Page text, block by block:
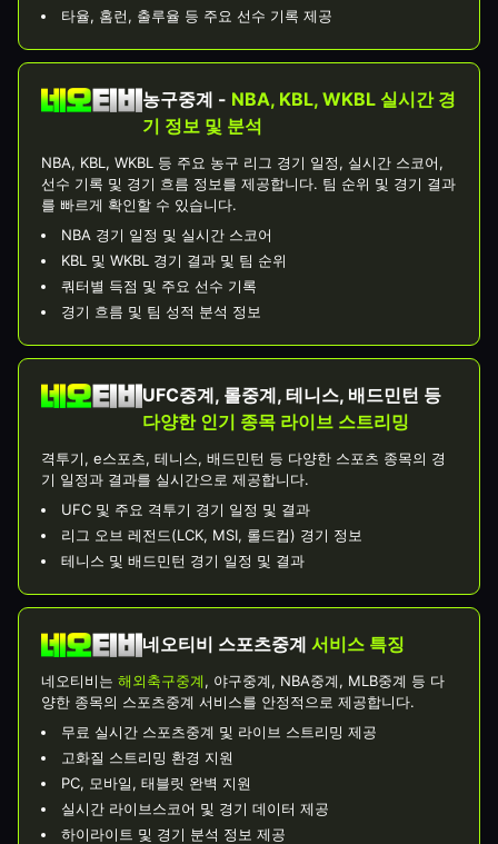
타율, 홈런, 출루율 등 주요 선수 기록 제공
농구중계 - NBA, KBL, WKBL 실시간 경
기 정보 및 분석
NBA, KBL, WKBL 등 주요 농구 리그 경기 일정, 실시간 스코어,
선수 기록 및 경기 흐름 정보를 제공합니다. 팀 순위 및 경기 결과
를 빠르게 확인할 수 있습니다.
NBA 경기 일정 및 실시간 스코어
KBL 및 WKBL 경기 결과 및 팀 순위
쿼터별 득점 및 주요 선수 기록
경기 흐름 및 팀 성적 분석 정보
UFC중계, 롤중계, 테니스, 배드민턴 등
다양한 인기 종목 라이브 스트리밍
격투기, e스포츠, 테니스, 배드민턴 등 다양한 스포츠 종목의 경
기 일정과 결과를 실시간으로 제공합니다.
UFC 및 주요 격투기 경기 일정 및 결과
리그 오브 레전드(LCK, MSI, 롤드컵) 경기 정보
테니스 및 배드민턴 경기 일정 및 결과
네오티비 스포츠중계 서비스 특징
네오티비는 해외축구중계, 야구중계, NBA중계, MLB중계 등 다
양한 종목의 스포츠중계 서비스를 안정적으로 제공합니다.
무료 실시간 스포츠중계 및 라이브 스트리밍 제공
고화질 스트리밍 환경 지원
PC, 모바일, 태블릿 완벽 지원
실시간 라이브스코어 및 경기 데이터 제공
하이라이트 및 경기 분석 정보 제공